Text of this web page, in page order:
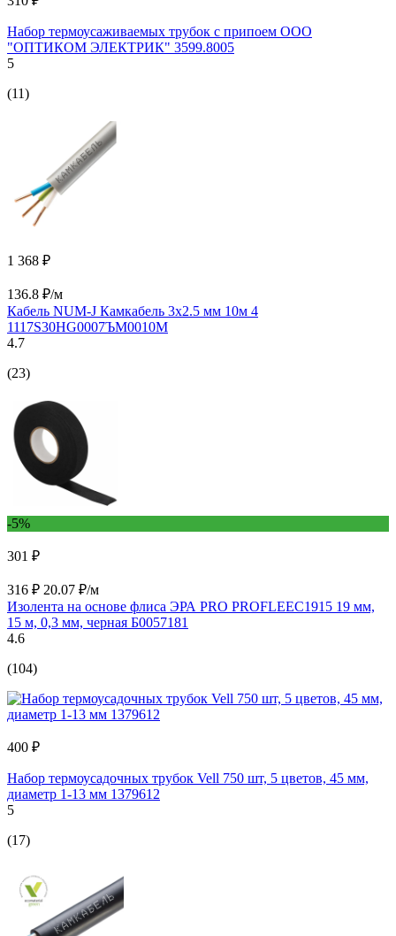
Набор термоусаживаемых трубок с припоем ООО
"ОПТИКОМ ЭЛЕКТРИК" 3599.8005
5
(11)
1 368 ₽
136.8 ₽/м
Кабель NUM-J Камкабель 3x2.5 мм 10м 4
1117S30HG0007ЪM0010М
4.7
(23)
-5%
301 ₽
316 ₽ 20.07 ₽/м
Изолента на основе флиса ЭРА PRO PROFLEEC1915 19 мм,
15 м, 0,3 мм, черная Б0057181
4.6
(104)
400 ₽
Набор термоусадочных трубок Vell 750 шт, 5 цветов, 45 мм,
диаметр 1-13 мм 1379612
5
(17)